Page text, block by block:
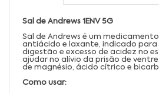
Sal de Andrews 1ENV 5G
Sal de Andrews é um
antiácido e laxante, indicado para
digestão e excesso de acidez no
ajudar no alívio da prisão de
de magnésio, ácido cítrico e
Como usar: